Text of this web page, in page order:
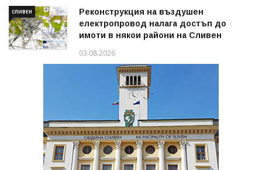
СЛИВЕН
Реконструкция на въздушен
електропровод налага достъп до
имоти в някои райони на Сливен
03.08.2026